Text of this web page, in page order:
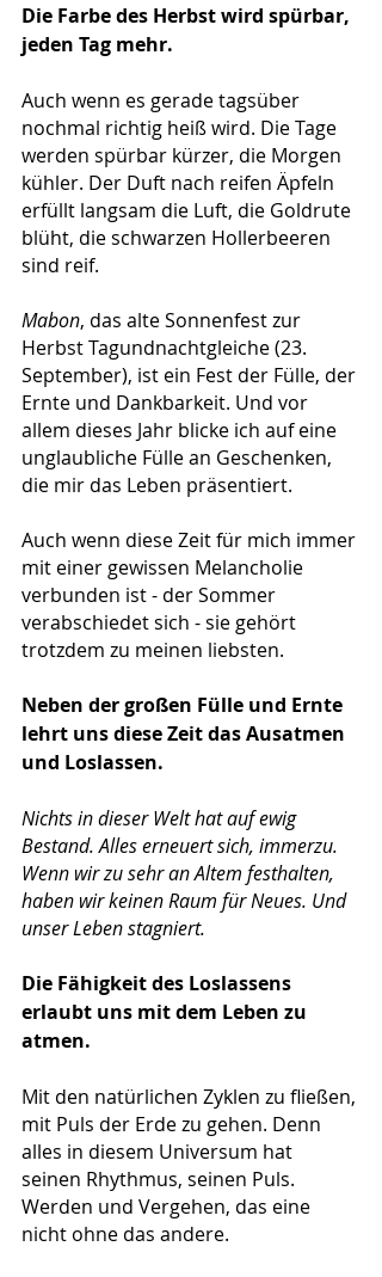
Die Farbe des Herbst wird spürbar,
jeden Tag mehr.
Auch wenn es gerade tagsüber
nochmal richtig heiß wird. Die Tage
werden spürbar kürzer, die Morgen
kühler. Der Duft nach reifen Äpfeln
erfüllt langsam die Luft, die Goldrute
blüht, die schwarzen Hollerbeeren
sind reif.
Mabon, das alte Sonnenfest zur
Herbst Tagundnachtgleiche (23.
September), ist ein Fest der Fülle, der
Ernte und Dankbarkeit. Und vor
allem dieses Jahr blicke ich auf eine
unglaubliche Fülle an Geschenken,
die mir das Leben präsentiert.
Auch wenn diese Zeit für mich immer
mit einer gewissen Melancholie
verbunden ist - der Sommer
verabschiedet sich - sie gehört
trotzdem zu meinen liebsten.
Neben der großen Fülle und Ernte
lehrt uns diese Zeit das Ausatmen
und Loslassen.
Nichts in dieser Welt hat auf ewig
Bestand. Alles erneuert sich, immerzu.
Wenn wir zu sehr an Altem festhalten,
haben wir keinen Raum für Neues. Und
unser Leben stagniert.
Die Fähigkeit des Loslassens
erlaubt uns mit dem Leben zu
atmen.
Mit den natürlichen Zyklen zu fließen,
mit Puls der Erde zu gehen. Denn
alles in diesem Universum hat
seinen Rhythmus, seinen Puls.
Werden und Vergehen, das eine
nicht ohne das andere.